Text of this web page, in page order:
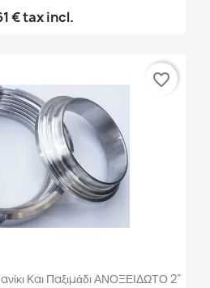
€tax incl.
Και Παξιμάδι ΑΝΟΞΕΙΔΩΤΟ 2"
favorite_border